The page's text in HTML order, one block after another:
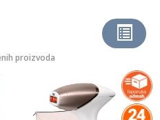
proizvoda